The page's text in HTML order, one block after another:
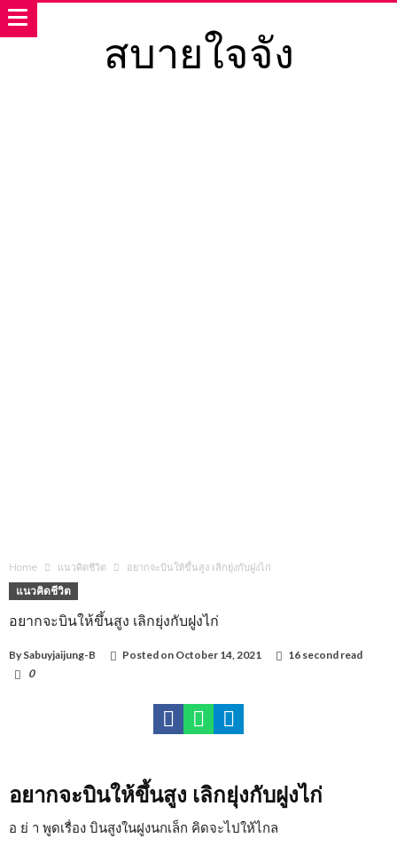
สบายใจจัง
Home แนวคิดชีวิต อยากจะบินให้ขึ้นสูง เลิกยุ่งกับฝูงไก่
แนวคิดชีวิต
อยากจะบินให้ขึ้นสูง เลิกยุ่งกับฝูงไก่
By Sabuyjaijung-B Posted on October 14, 2021
16 second read
0
อยากจะบินให้ขึ้นสูง เลิกยุ่งกับฝูงไก่
อ ย่ า พูดเรื่อง บินสูงในฝูงนกเล็ก คิดจะไปให้ไกล